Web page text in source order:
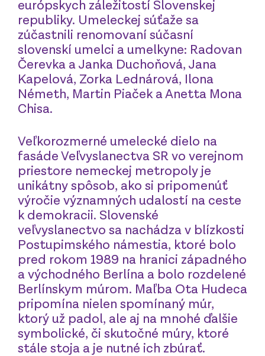
európskych záležitostí Slovenskej
republiky. Umeleckej súťaže sa
zúčastnili renomovaní súčasní
slovenskí umelci a umelkyne: Radovan
Čerevka a Janka Duchoňová, Jana
Kapelová, Zorka Lednárová, Ilona
Németh, Martin Piaček a Anetta Mona
Chisa.
Veľkorozmerné umelecké dielo na
fasáde Veľvyslanectva SR vo verejnom
priestore nemeckej metropoly je
unikátny spôsob, ako si pripomenúť
výročie významných udalostí na ceste
k demokracii. Slovenské
veľvyslanectvo sa nachádza v blízkosti
Postupimského námestia, ktoré bolo
pred rokom 1989 na hranici západného
a východného Berlína a bolo rozdelené
Berlínskym múrom. Maľba Ota Hudeca
pripomína nielen spomínaný múr,
ktorý už padol, ale aj na mnohé ďalšie
symbolické, či skutočné múry, ktoré
stále stoja a je nutné ich zbúrať.